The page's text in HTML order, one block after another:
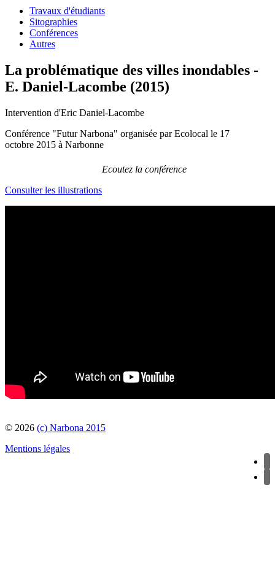
Travaux d'étudiants
Sitographies
Conférences
Autres
La problématique des villes inondables -
E. Daniel-Lacombe (2015)
Intervention d'Eric Daniel-Lacombe
Conférence "Futur Narbona" organisée par Ecolocal le 17
octobre 2015 à Narbonne
Ecoutez la conférence
Consulter les illustrations
© 2026 (c) Narbona 2015
Mentions légales